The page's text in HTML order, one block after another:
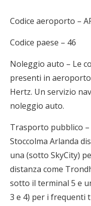
Codice aeroporto –
Codice paese – 46
Noleggio auto – Le
presenti in
Hertz. Un servizio
noleggio auto.
Trasporto pubblico
Stoccolma Arlanda
una (sotto SkyCity)
distanza come
sotto il terminal 5 e
3 e 4) per i frequenti